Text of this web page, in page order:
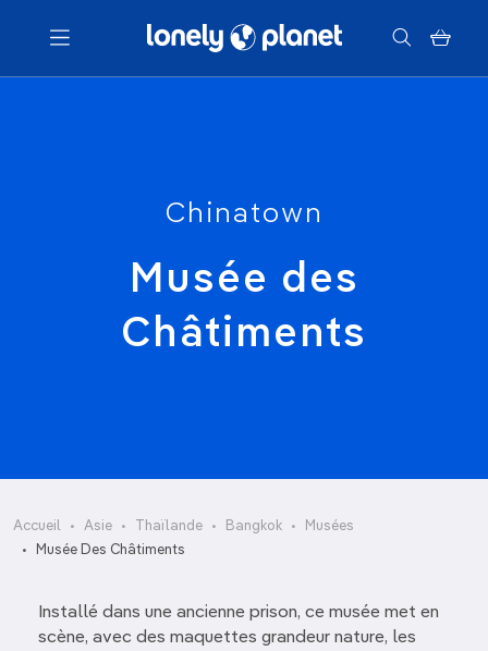
Menu
Chinatown
Musée des
Châtiments
Accueil Asie Thaïlande Bangkok
Musées
Musée Des Châtiments
Installé dans une ancienne prison, ce musée met en
scène, avec des maquettes grandeur nature, les